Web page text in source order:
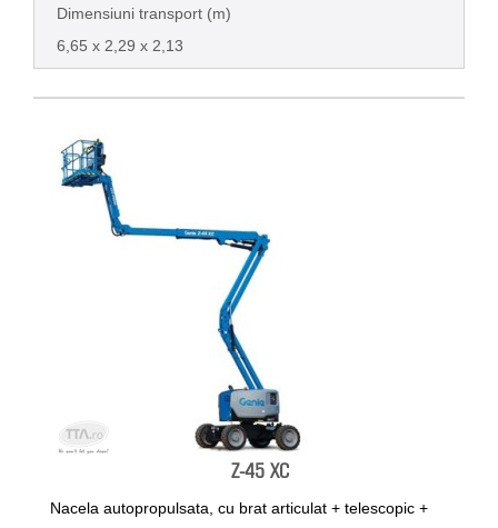
Dimensiuni transport (m)
6,65 x 2,29 x 2,13
Z-45 XC
Nacela autopropulsata, cu brat articulat + telescopic +